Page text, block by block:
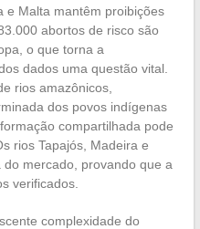
e Malta mantêm proibições
abortos de risco são
o que torna a
dados uma questão vital.
rios amazônicos,
dos povos indígenas
compartilhada pode
rios Tapajós, Madeira e
mercado, provando que a
verificados.
complexidade do